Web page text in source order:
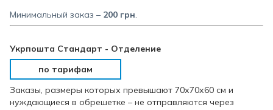
Минимальный заказ – 200 грн.
Укрпошта Стандарт - Отделение
по тарифам
Заказы, размеры которых превышают 70х70х60 см и
нуждающиеся в обрешетке – не отправляются через